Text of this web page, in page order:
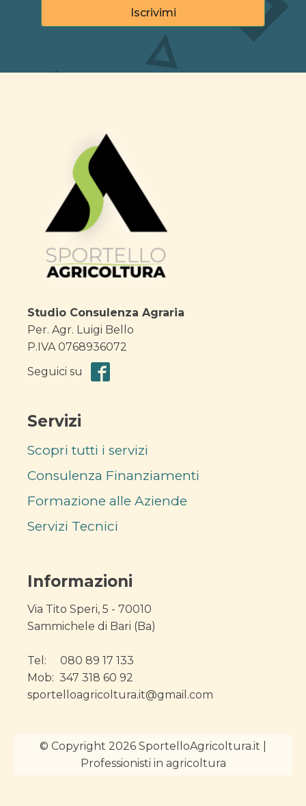
Studio Consulenza Agraria
Per. Agr. Luigi Bello
P.IVA 0768936072
Seguici su
Servizi
Scopri tutti i servizi
Consulenza Finanziamenti
Formazione alle Aziende
Servizi Tecnici
Informazioni
Via Tito Speri, 5 - 70010
Sammichele di Bari (Ba)
Tel: 080 89 17 133
Mob: 347 318 60 92
sportelloagricoltura.it@gmail.com
© Copyright 2026 SportelloAgricoltura.it |
Professionisti in agricoltura